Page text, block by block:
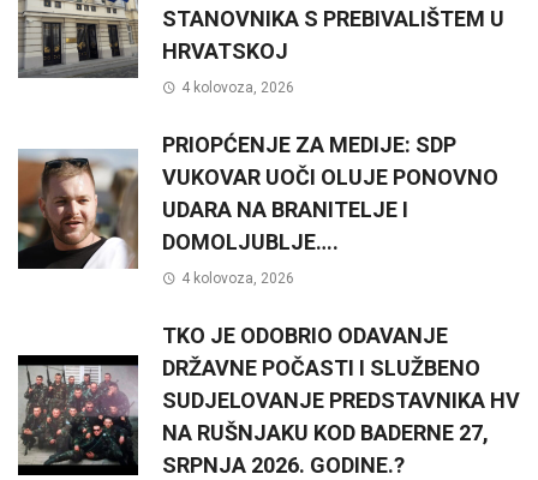
STANOVNIKA S PREBIVALIŠTEM U
HRVATSKOJ
4 kolovoza, 2026
PRIOPĆENJE ZA MEDIJE: SDP
VUKOVAR UOČI OLUJE PONOVNO
UDARA NA BRANITELJE I
DOMOLJUBLJE….
4 kolovoza, 2026
TKO JE ODOBRIO ODAVANJE
DRŽAVNE POČASTI I SLUŽBENO
SUDJELOVANJE PREDSTAVNIKA HV
NA RUŠNJAKU KOD BADERNE 27,
SRPNJA 2026. GODINE.?